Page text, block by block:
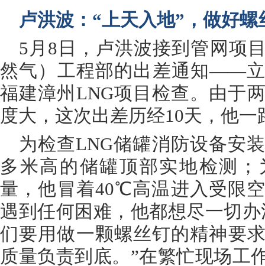
卢洪波：“上天入地”，做好螺
5月8日，卢洪波接到管网项
然气）工程部的出差通知——
福建漳州LNG项目检查。由于
度大，这次出差历经10天，他一
为检查LNG储罐消防设备安
多米高的储罐顶部实地检测
量，他冒着40℃高温进入受限
遇到任何困难，他都想尽一切
们要用做一颗螺丝钉的精神要
质量负责到底。”在繁忙现场工